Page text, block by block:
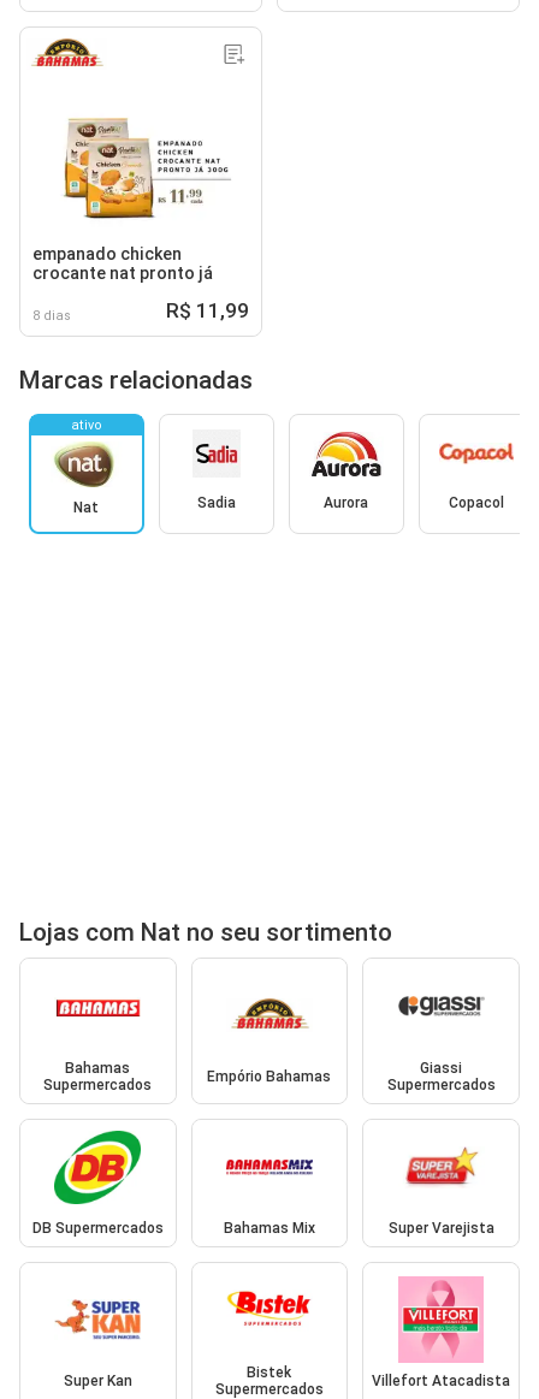
empanado chicken
crocante nat pronto já
8 dias R$ 11,99
Marcas relacionadas
ativo
Nat Sadia Aurora Copacol
Lojas com Nat no seu sortimento
Bahamas
Supermercados
Empório Bahamas
Giassi
Supermercados
DB Supermercados Bahamas Mix Super Varejista
Super Kan
Bistek
Supermercados
Villefort Atacadista